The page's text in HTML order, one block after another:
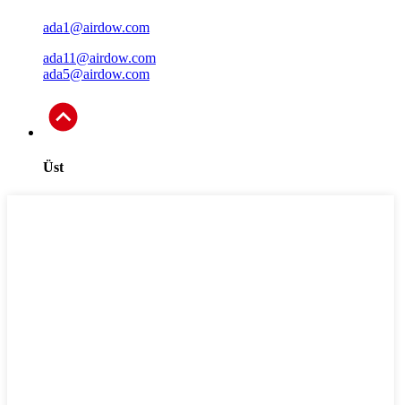
ada1@airdow.com
ada11@airdow.com
ada5@airdow.com
Üst